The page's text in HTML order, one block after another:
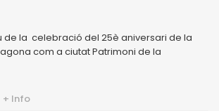
de la celebració del 25è aniversari de la
com a ciutat Patrimoni de la
+ Info